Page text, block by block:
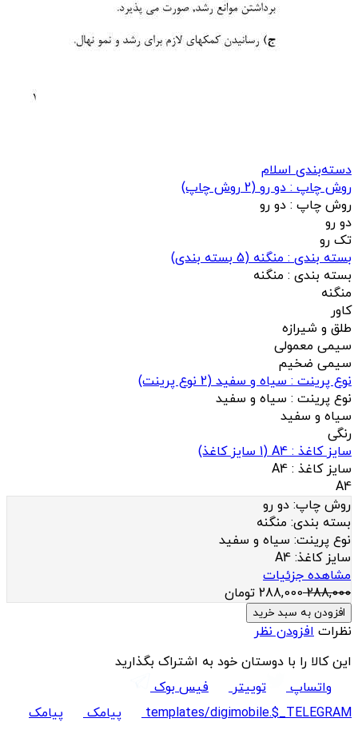
دسته‌بندی اسلام
روش چاپ : دو رو(
2 روش چاپ)
روش چاپ : دو رو
دو رو
تک رو
بسته بندی : منگنه(
5 بسته بندی)
بسته بندی : منگنه
منگنه
کاور
طلق و شیرازه
سیمی معمولی
سیمی ضخیم
نوع پرینت : سیاه و سفید(
2 نوع پرینت)
نوع پرینت : سیاه و سفید
سیاه و سفید
رنگی
سایز کاغذ : A4
(
1 سایز کاغذ)
سایز کاغذ : A4
A4
روش چاپ: دو رو
بسته بندی: منگنه
نوع پرینت: سیاه و سفید
سایز کاغذ: A4
مشاهده جزئیات
288,000
288,000 تومان
افزودن به سبد خرید
نظرات افزودن نظر
این کالا را با دوستان خود به اشتراک بگذارید
واتساپ
توییتر
فیس بوک
templates/digimobile.$_TELEGRAM
پیامک پیامک